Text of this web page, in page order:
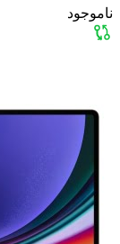
ناموجود